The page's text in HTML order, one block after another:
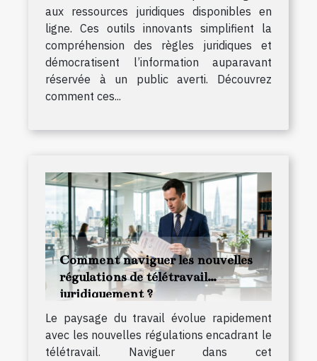
aux ressources juridiques disponibles en
ligne. Ces outils innovants simplifient la
compréhension des règles juridiques et
démocratisent l’information auparavant
réservée à un public averti. Découvrez
comment ces...
Comment naviguer les nouvelles
régulations de télétravail
juridiquement ?
Le paysage du travail évolue rapidement
avec les nouvelles régulations encadrant le
télétravail. Naviguer dans cet